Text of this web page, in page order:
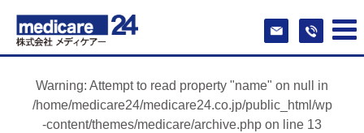
Warning: Attempt to read property "name" on null in
/home/medicare24/medicare24.co.jp/public_html/wp
-content/themes/medicare/archive.php on line 13